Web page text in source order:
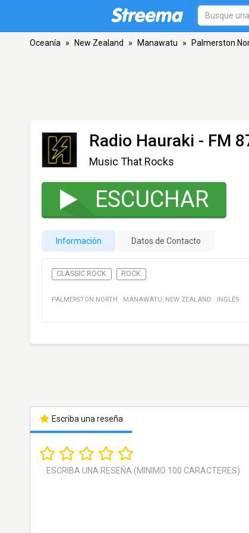
Oceanía » New Zealand » Manawatu » Palmerston
Radio Hauraki - FM
Music That Rocks
ESCUCHAR
Información Datos de Contacto
CLASSIC ROCK ROCK
PALMERSTON NORTH · MANAWATU, NEW ZEALAND · INGLÉS
Escriba una reseña